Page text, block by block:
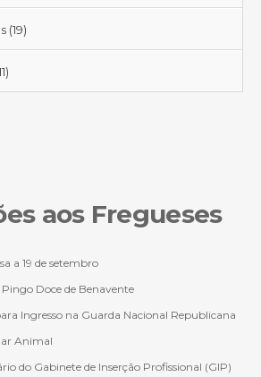
(19)
aos Fregueses
a 19 de setembro
Doce de Benavente
Ingresso na Guarda Nacional Republicana
Animal
do Gabinete de Inserção Profissional (GIP)